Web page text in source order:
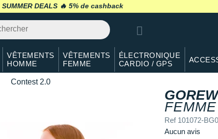
SUMMER DEALS 🔥 retour 30 jours*
VÊTEMENTS
HOMME
VÊTEMENTS
FEMME
ÉLECTRONIQUE
CARDIO / GPS
Contest 2.0
FEMME
Ref 101072-
Aucun avis
38 En stock